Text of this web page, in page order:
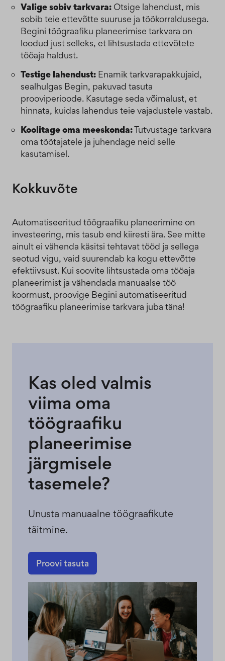
Valige sobiv tarkvara: Otsige lahendust, mis
sobib teie ettevõtte suuruse ja töökorraldusega.
Begini töögraafiku planeerimise tarkvara on
loodud just selleks, et lihtsustada ettevõtete
tööaja haldust.
Testige lahendust: Enamik tarkvarapakkujaid,
sealhulgas Begin, pakuvad tasuta
prooviperioode. Kasutage seda võimalust, et
hinnata, kuidas lahendus teie vajadustele vastab.
Koolitage oma meeskonda:Tutvustage tarkvara
oma töötajatele ja juhendage neid selle
kasutamisel.
Kokkuvõte
Automatiseeritud töögraafiku planeerimine on
investeering, mis tasub end kiiresti ära. See mitte
ainult ei vähenda käsitsi tehtavat tööd ja sellega
seotud vigu, vaid suurendab ka kogu ettevõtte
efektiivsust. Kui soovite lihtsustada oma tööaja
planeerimist ja vähendada manuaalse töö
koormust, proovige Begini automatiseeritud
töögraafiku planeerimise tarkvara juba täna!
Kas oled valmis
viima oma
töögraafiku
planeerimise
järgmisele
tasemele?
Unusta manuaalne töögraafikute
täitmine.
Proovi tasuta